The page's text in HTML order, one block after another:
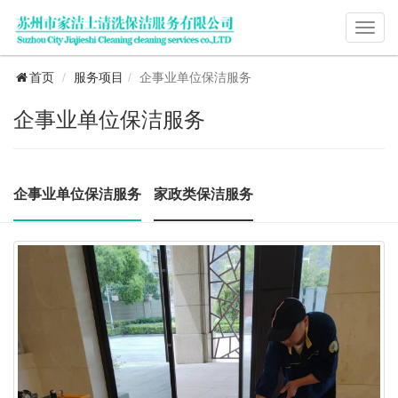
首页 服务项目 企事业单位保洁服务
企事业单位保洁服务
企事业单位保洁服务 家政类保洁服务